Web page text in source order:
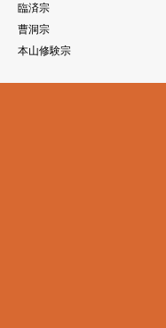
臨済宗
曹洞宗
本山修験宗